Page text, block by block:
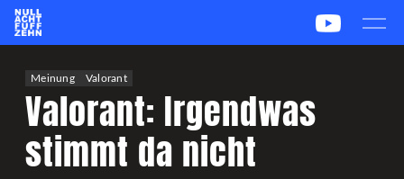
Meinung Valorant
Valorant: Irgendwas
stimmt da nicht